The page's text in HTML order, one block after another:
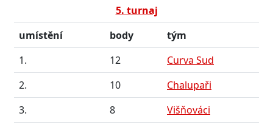
5. turnaj
umístění
body
tým
1.
12
Curva Sud
2.
10
Chalupaři
3.
8 Višňováci